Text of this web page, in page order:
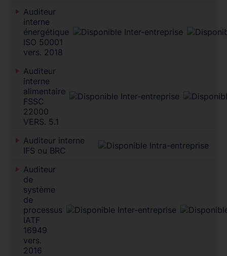
Auditeur
interne
énergétique
ISO 50001
vers. 2018
Auditeur
interne
alimentaire
FSSC
22000
VERS. 5.1
Auditeur interne
IFS ou BRC
Auditeur
de
système
de
processus
IATF
16949
vers.
2016